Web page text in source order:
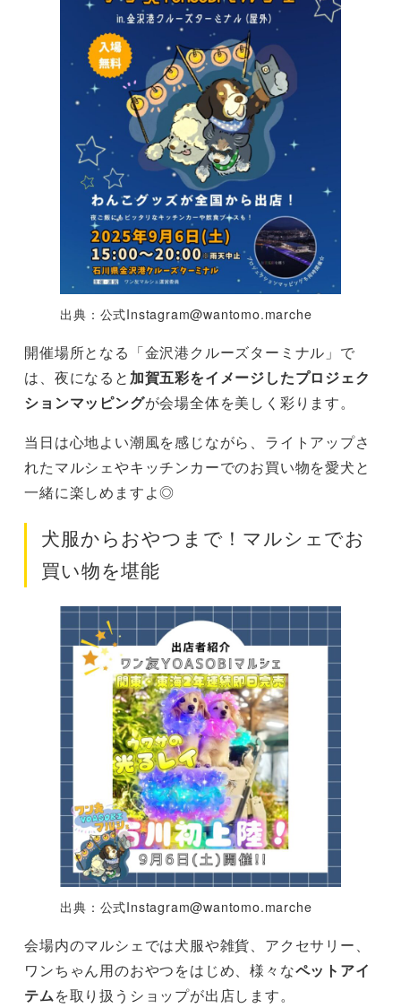
出典：公式Instagram@wantomo.marche
開催場所となる「金沢港クルーズターミナル」で
は、夜になると 加賀五彩をイメージしたプロジェク
ションマッピングが会場全体を美しく彩ります。
当日は心地よい潮風を感じながら、ライトアップさ
れたマルシェやキッチンカーでのお買い物を愛犬と
一緒に楽しめますよ◎
犬服からおやつまで！マルシェでお
買い物を堪能
出典：公式Instagram@wantomo.marche
会場内のマルシェでは犬服や雑貨、アクセサリー、
ワンちゃん用のおやつをはじめ、様々なペットアイ
テムを取り扱うショップが出店します。